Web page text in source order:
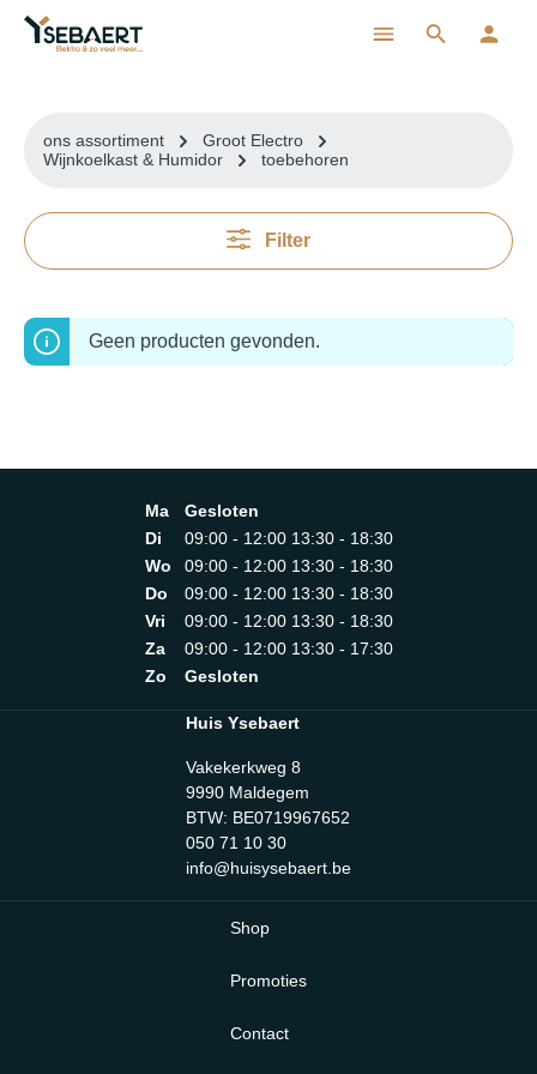
ons assortiment
Groot Electro
Wijnkoelkast & Humidor
toebehoren
Filter
Geen producten gevonden.
Ma
Gesloten
Di
09:00 - 12:00 13:30 - 18:30
Wo
09:00 - 12:00 13:30 - 18:30
Do
09:00 - 12:00 13:30 - 18:30
Vri
09:00 - 12:00 13:30 - 18:30
Za
09:00 - 12:00 13:30 - 17:30
Zo
Gesloten
Huis Ysebaert
Vakekerkweg 8
9990 Maldegem
BTW: BE0719967652
050 71 10 30
info@huisysebaert.be
Shop
Promoties
Contact